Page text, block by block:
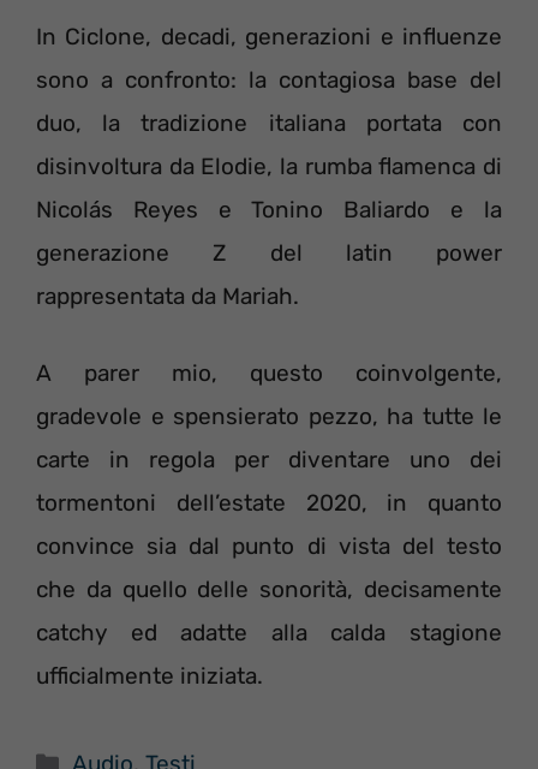
In Ciclone, decadi, generazioni e influenze
sono a confronto: la contagiosa base del
duo, la tradizione italiana portata con
disinvoltura da Elodie, la rumba flamenca di
Nicolás Reyes e Tonino Baliardo e la
generazione Z del latin power
rappresentata da Mariah.
A parer mio, questo coinvolgente,
gradevole e spensierato pezzo, ha tutte le
carte in regola per diventare uno dei
tormentoni dell’estate 2020, in quanto
convince sia dal punto di vista del testo
che da quello delle sonorità, decisamente
catchy ed adatte alla calda stagione
ufficialmente iniziata.
Categorie